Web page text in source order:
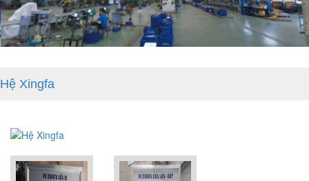
Hệ Xingfa